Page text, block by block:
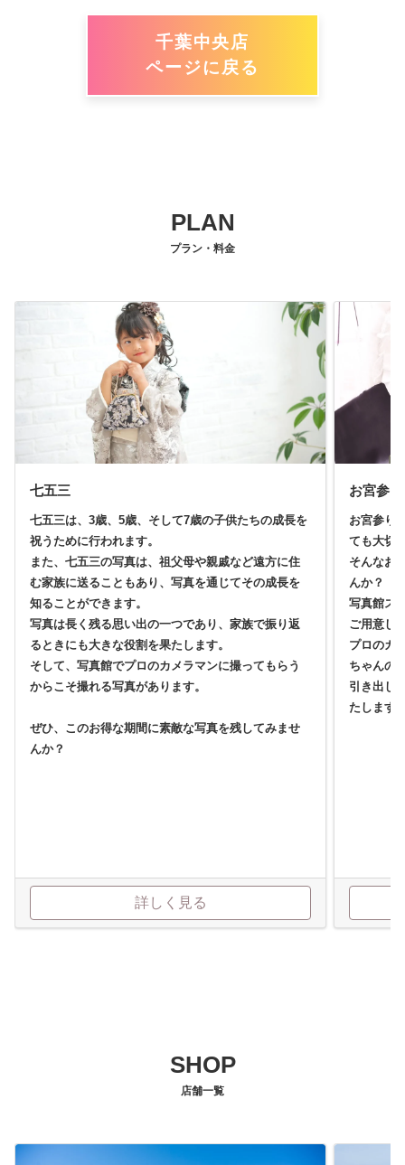
千葉中央店
ページに戻る
PLAN
プラン・料金
七五三
七五三は、3歳、5歳、そして7歳の子供たちの成長を
祝うために行われます。
また、七五三の写真は、祖父母や親戚など遠方に住
む家族に送ることもあり、写真を通じてその成長を
知ることができます。
写真は長く残る思い出の一つであり、家族で振り返
るときにも大きな役割を果たします。
そして、写真館でプロのカメラマンに撮ってもらう
からこそ撮れる写真があります。
ぜひ、このお得な期間に素敵な写真を残してみませ
んか？
詳しく見る
お宮参り
お宮参り
ても大切
そんなお
んか？
写真館ス
ご用意し
プロのカ
ちゃんの
引き出し
たします
SHOP
店舗一覧